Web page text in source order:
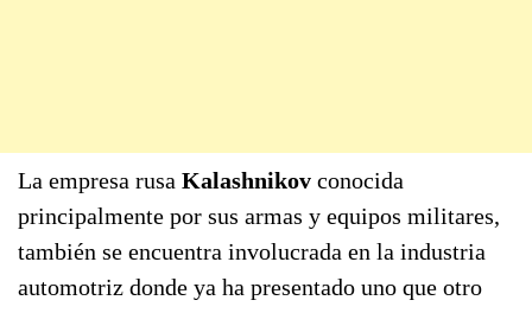
La empresa rusa Kalashnikov conocida
principalmente por sus armas y equipos militares,
también se encuentra involucrada en la industria
automotriz donde ya ha presentado uno que otro